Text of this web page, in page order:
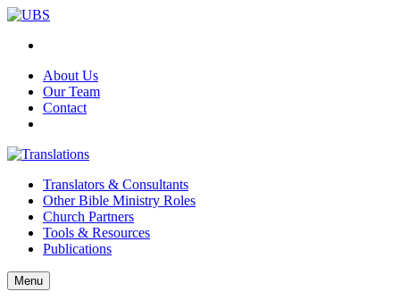
About Us
Our Team
Contact
Translators & Consultants
Other Bible Ministry Roles
Church Partners
Tools & Resources
Publications
Menu